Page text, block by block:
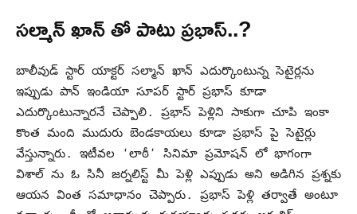
సల్మాన్ ఖాన్ తో పాటు ప్రభాస్..?
బాలీవుడ్ స్టార్ యాక్టర్ సల్మాన్ ఖాన్ ఎదుర్కొంటున్న సెటైర్లను
ఇప్పుడు పాన్ ఇండియా సూపర్ స్టార్ ప్రభాస్ కూడా
ఎదుర్కొంటున్నారనే చెప్పాలి. ప్రభాస్ పెళ్లిని సాకుగా చూపి ఇంకా
కొంత మంది ముదురు బెండకాయలు కూడా ప్రభాస్ పై సెటైర్లు
వేస్తున్నారు. ఇటీవల ‘లాఠీ’ సినిమా ప్రమోషన్ లో భాగంగా
విశాల్ ను ఓ సినీ జర్నలిస్ట్ మీ పెళ్లి ఎప్పుడు అని అడిగిన ప్రశ్నకు
ఆయన వింత సమాధానం చెప్పారు. ప్రభాస్ పెళ్లి తర్వాతే అంటూ